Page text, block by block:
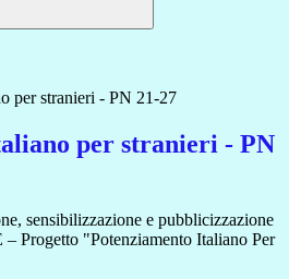
per stranieri - PN 21-27
per stranieri - PN
sensibilizzazione e pubblicizzazione
Progetto "Potenziamento Italiano Per